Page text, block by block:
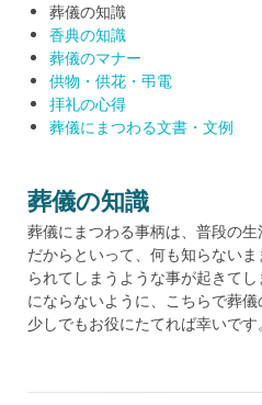
葬儀の知識
香典の知識
葬儀のマナー
供物・供花・弔電
拝礼の心得
葬儀にまつわる文書・文例
葬儀の知識
葬儀にまつわる事柄は、普段の生
だからといって、何も知らない
られてしまうような事が起きて
にならないように、こちらで葬儀
少しでもお役にたてれば幸いです。